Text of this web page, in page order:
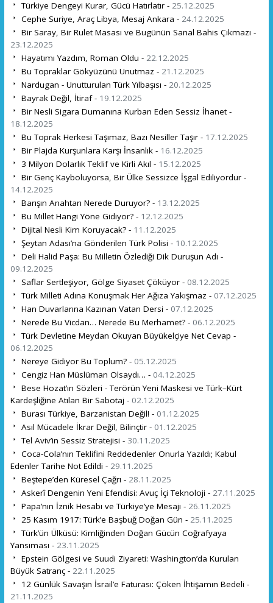
Türkiye Dengeyi Kurar, Gücü Hatırlatır - 25.12.2025
Cephe Suriye, Araç Libya, Mesaj Ankara - 24.12.2025
Bir Saray, Bir Rulet Masası ve Bugünün Sanal Bahis Çıkmazı -
23.12.2025
Hayatımı Yazdım, Roman Oldu - 22.12.2025
Bu Topraklar Gökyüzünü Unutmaz - 21.12.2025
Nardugan - Unutturulan Türk Yılbaşısı - 20.12.2025
Bayrak Değil, İtiraf - 19.12.2025
Bir Nesli Sigara Dumanına Kurban Eden Sessiz İhanet -
18.12.2025
Bu Toprak Herkesi Taşımaz, Bazı Nesiller Taşır - 17.12.2025
Bir Plajda Kurşunlara Karşı İnsanlık - 16.12.2025
3 Milyon Dolarlık Teklif ve Kirli Akıl - 15.12.2025
Bir Genç Kayboluyorsa, Bir Ülke Sessizce İşgal Ediliyordur -
14.12.2025
Barışın Anahtarı Nerede Duruyor? - 13.12.2025
Bu Millet Hangi Yöne Gidiyor? - 12.12.2025
Dijital Nesli Kim Koruyacak? - 11.12.2025
Şeytan Adası’na Gönderilen Türk Polisi - 10.12.2025
Deli Halid Paşa: Bu Milletin Özlediği Dik Duruşun Adı -
09.12.2025
Saflar Sertleşiyor, Gölge Siyaset Çöküyor - 08.12.2025
Türk Milleti Adına Konuşmak Her Ağıza Yakışmaz - 07.12.2025
Han Duvarlarına Kazınan Vatan Dersi - 07.12.2025
Nerede Bu Vicdan… Nerede Bu Merhamet? - 06.12.2025
Türk Devletine Meydan Okuyan Büyükelçiye Net Cevap -
06.12.2025
Nereye Gidiyor Bu Toplum? - 05.12.2025
Cengiz Han Müslüman Olsaydı… - 04.12.2025
Bese Hozat’ın Sözleri - Terörün Yeni Maskesi ve Türk–Kürt
Kardeşliğine Atılan Bir Sabotaj - 02.12.2025
Burası Türkiye, Barzanistan Değil! - 01.12.2025
Asıl Mücadele İkrar Değil, Bilinçtir - 01.12.2025
Tel Aviv’in Sessiz Stratejisi - 30.11.2025
Coca-Cola’nın Teklifini Reddedenler Onurla Yazıldı; Kabul
Edenler Tarihe Not Edildi - 29.11.2025
Beştepe’den Küresel Çağrı - 28.11.2025
Askerî Dengenin Yeni Efendisi: Avuç İçi Teknoloji - 27.11.2025
Papa’nın İznik Hesabı ve Türkiye’ye Mesajı - 26.11.2025
25 Kasım 1917: Türk’e Başbuğ Doğan Gün - 25.11.2025
Türk’ün Ülküsü: Kimliğinden Doğan Gücün Coğrafyaya
Yansıması - 23.11.2025
Epstein Gölgesi ve Suudi Ziyareti: Washington’da Kurulan
Büyük Satranç - 22.11.2025
12 Günlük Savaşın İsrail’e Faturası: Çöken İhtişamın Bedeli -
21.11.2025